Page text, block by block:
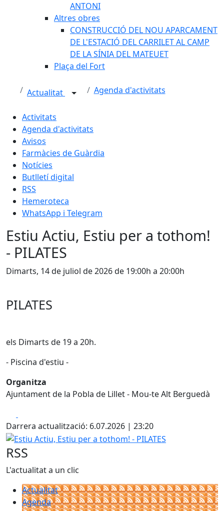
ANTONI
Altres obres
CONSTRUCCIÓ DEL NOU APARCAMENT
DE L'ESTACIÓ DEL CARRILET AL CAMP
DE LA SÍNIA DEL MATEUET
Plaça del Fort
Actualitat Agenda d'activitats
Activitats
Agenda d'activitats
Avisos
Farmàcies de Guàrdia
Notícies
Butlletí digital
RSS
Hemeroteca
WhatsApp i Telegram
Estiu Actiu, Estiu per a tothom!
- PILATES
Dimarts, 14 de juliol de 2026 de 19:00h a 20:00h
PILATES
els Dimarts de 19 a 20h.
- Piscina d'estiu -
Organitza
Ajuntament de la Pobla de Lillet - Mou-te Alt Berguedà
Darrera actualització: 6.07.2026 | 23:20
Estiu Actiu, Estiu per a tothom! - PILATES
RSS
L'actualitat a un clic
Actualitat
Agenda